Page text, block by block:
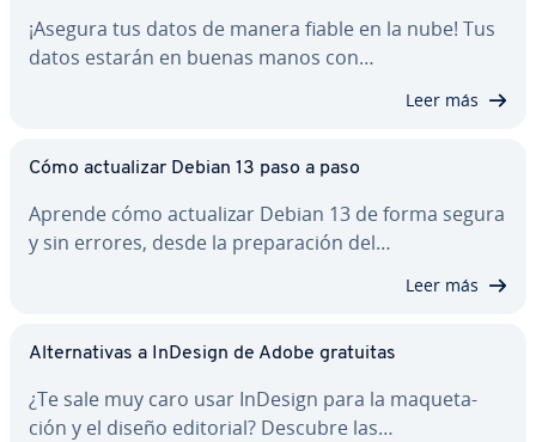
¡Asegura tus datos de manera fiable en la nube! Tus
datos estarán en buenas manos con…
Leer más
Cómo ac­tua­li­zar Debian 13 paso a paso
Aprende cómo ac­tua­li­zar Debian 13 de forma segura
y sin errores, desde la pre­pa­ra­ción del…
Leer más
Al­te­r­na­ti­vas a InDesign de Adobe gratuitas
¿Te sale muy caro usar InDesign para la ma­que­ta­
ción y el diseño editorial? Descubre las…